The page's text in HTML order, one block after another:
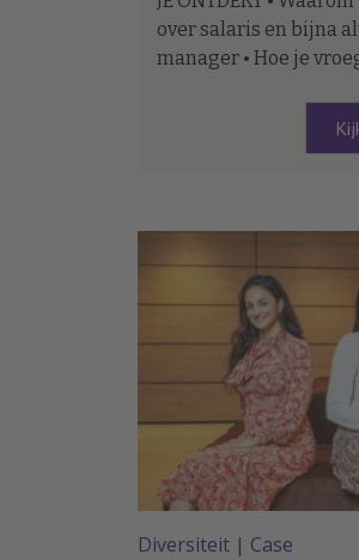
over salaris en bijna
manager • Hoe je
neemt • Wat
anders kunnen doen
Diversiteit | Case